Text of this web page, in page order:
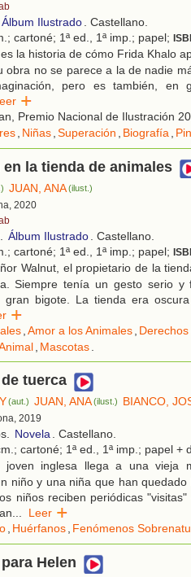
Álbum Ilustrado. Castellano.
cartoné; 1ª ed., 1ª imp.; papel;
la historia de cómo Frida Khalo
obra no se parece a la de nadie
pero es también, en
Premio Nacional de Ilustración
, Niñas,Superación , Biografía,
la tienda de animales
JUAN, ANA(ilust.)
2020
Álbum Ilustrado. Castellano.
cartoné; 1ª ed., 1ª imp.; papel;
Walnut, el propietario de la
Siempre tenía un gesto serio
gran bigote. La tienda era
,Amor a los Animales,
, Mascotas.
tuerca
(aut.) JUAN, ANA(ilust.) BIANCO,
2019
Novela. Castellano.
cartoné; 1ª ed., 1ª imp.; papel +
joven inglesa llega a una vieja
niño y una niña que han
niños reciben periódicas
... Leer
, Huérfanos, Fenómenos
Helen